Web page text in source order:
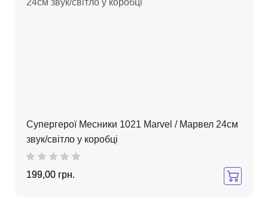
Супергерої Месники 1021 Marvel / Марвел 24см
звук/світло у коробці
199,00 грн.